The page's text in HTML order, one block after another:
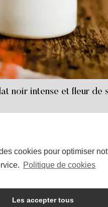
cookies pour optimiser
Politique de cookies
Les accepter tous
noir intense et fleur de
I
n
s
g
a
P
i
n
r
s
SALÉ SUCRÉ